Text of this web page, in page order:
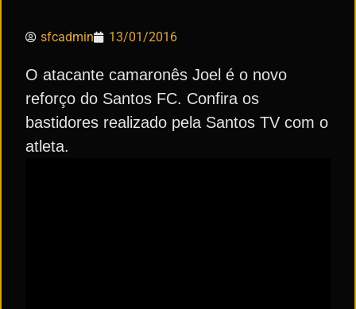
sfcadmin 13/01/2016
O atacante camaronês Joel é o novo
reforço do Santos FC. Confira os
bastidores realizado pela Santos TV com o
atleta.